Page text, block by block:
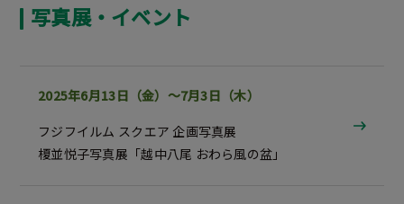
写真展・イベント
2025年6月13日（金）～7月3日（木）
フジフイルム スクエア 企画写真展
榎並悦子写真展「越中八尾 おわら風の盆」